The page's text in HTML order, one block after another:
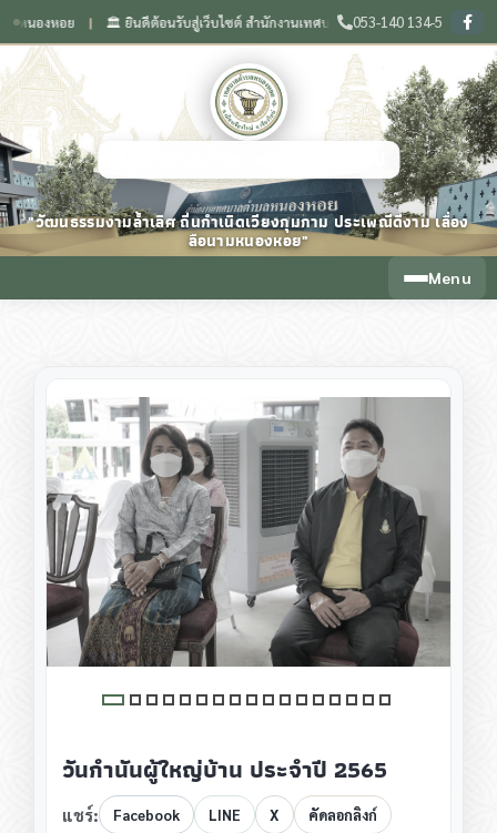
อย ❙ 🏛️ ยินดีต้อนรับสู่เว็บไซต์ สำนักงานเทศบาลตำบลหนองหอย จังหวัดเชียงใหม่
053-140 134-5
"วัฒนธรรมงามล้ำเลิศ ถิ่นกำเนิดเวียงกุมกาม ประเพณีดีงาม เลื่อง
ลือนามหนองหอย"
Menu
วันกำนันผู้ใหญ่บ้าน ประจำปี 2565
แชร์: Facebook LINE X คัดลอกลิงก์